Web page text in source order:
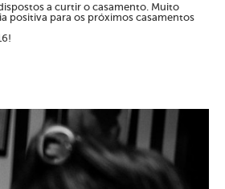
a curtir o casamento. Muito
positiva para os próximos casamentos